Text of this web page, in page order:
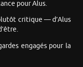
pour Alus.
critique — d’Alus
engagés pour la